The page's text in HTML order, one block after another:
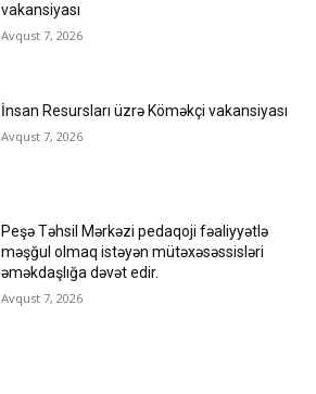
vakansiyası
Avqust 7, 2026
İnsan Resursları üzrə Köməkçi vakansiyası
Avqust 7, 2026
Peşə Təhsil Mərkəzi pedaqoji fəaliyyətlə
məşğul olmaq istəyən mütəxəsəssisləri
əməkdaşlığa dəvət edir.
Avqust 7, 2026